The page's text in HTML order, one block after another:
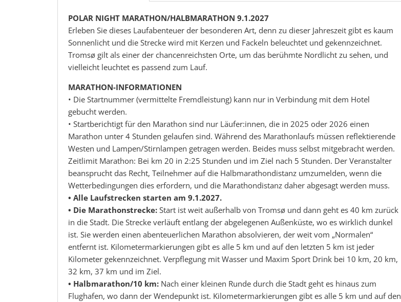
POLAR NIGHT MARATHON/HALBMARATHON 9.1.2027
Erleben Sie dieses Laufabenteuer der besonderen Art, denn zu dieser Jahreszeit gibt es kaum
Sonnenlicht und die Strecke wird mit Kerzen und Fackeln beleuchtet und gekennzeichnet.
Tromsø gilt als einer der chancenreichsten Orte, um das berühmte Nordlicht zu sehen, und
vielleicht leuchtet es passend zum Lauf.
MARATHON-INFORMATIONEN
• Die Startnummer (vermittelte Fremdleistung) kann nur in Verbindung mit dem Hotel
gebucht werden.
• Startberichtigt für den Marathon sind nur Läufer:innen, die in 2025 oder 2026 einen
Marathon unter 4 Stunden gelaufen sind. Während des Marathonlaufs müssen reflektierende
Westen und Lampen/Stirnlampen getragen werden. Beides muss selbst mitgebracht werden.
Zeitlimit Marathon: Bei km 20 in 2:25 Stunden und im Ziel nach 5 Stunden. Der Veranstalter
beansprucht das Recht, Teilnehmer auf die Halbmarathondistanz umzumelden, wenn die
Wetterbedingungen dies erfordern, und die Marathondistanz daher abgesagt werden muss.
• Alle Laufstrecken starten am 9.1.2027.
• Die Marathonstrecke: Start ist weit außerhalb von Tromsø und dann geht es 40 km zurück
in die Stadt. Die Strecke verläuft entlang der abgelegenen Außenküste, wo es wirklich dunkel
ist. Sie werden einen abenteuerlichen Marathon absolvieren, der weit vom „Normalen“
entfernt ist. Kilometermarkierungen gibt es alle 5 km und auf den letzten 5 km ist jeder
Kilometer gekennzeichnet. Verpflegung mit Wasser und Maxim Sport Drink bei 10 km, 20 km,
32 km, 37 km und im Ziel.
• Halbmarathon/10 km: Nach einer kleinen Runde durch die Stadt geht es hinaus zum
Flughafen, wo dann der Wendepunkt ist. Kilometermarkierungen gibt es alle 5 km und auf den